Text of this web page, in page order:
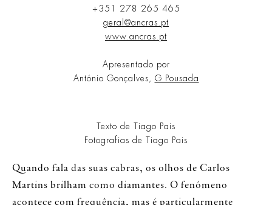
+351 278 265 465
geral@ancras.pt
www.ancras.pt
Apresentado por
António Gonçalves, G Pousada
Texto de Tiago Pais
Fotografias de Tiago Pais
Quando fala das suas cabras, os olhos de Carlos
Martins brilham como diamantes. O fenómeno
acontece com frequência, mas é particularmente